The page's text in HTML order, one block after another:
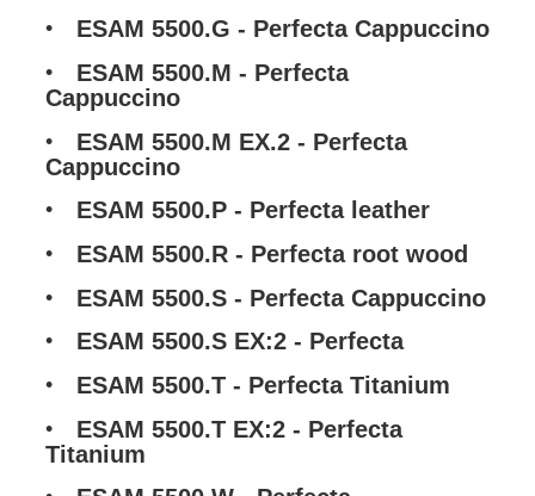
ESAM 5500.G - Perfecta Cappuccino
ESAM 5500.M - Perfecta
Cappuccino
ESAM 5500.M EX.2 - Perfecta
Cappuccino
ESAM 5500.P - Perfecta leather
ESAM 5500.R - Perfecta root wood
ESAM 5500.S - Perfecta Cappuccino
ESAM 5500.S EX:2 - Perfecta
ESAM 5500.T - Perfecta Titanium
ESAM 5500.T EX:2 - Perfecta
Titanium